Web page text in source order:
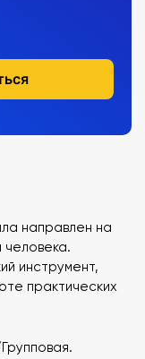
направлен на
человека.
инструмент,
практических